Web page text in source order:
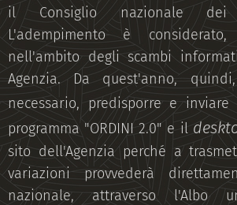
il Consiglio nazionale dei
L'adempimento è
nell'ambito degli scambi
Agenzia. Da quest'anno,
necessario, predisporre e
programma "ORDINI 2.0" e il
sito dell'Agenzia perché a
variazioni provvederà
nazionale, attraverso l'Albo